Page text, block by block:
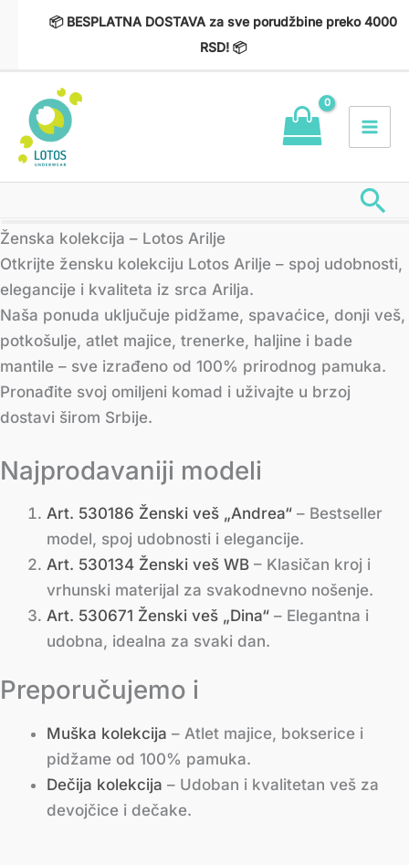
📦 BESPLATNA DOSTAVA za sve porudžbine preko 4000
RSD! 📦
Ženska kolekcija – Lotos Arilje
Otkrijte žensku kolekciju Lotos Arilje – spoj udobnosti,
elegancije i kvaliteta iz srca Arilja.
Naša ponuda uključuje pidžame, spavaćice, donji veš,
potkošulje, atlet majice, trenerke, haljine i bade
mantile – sve izrađeno od 100% prirodnog pamuka.
Pronađite svoj omiljeni komad i uživajte u brzoj
dostavi širom Srbije.
Najprodavaniji modeli
Art. 530186 Ženski veš „Andrea“ – Bestseller
model, spoj udobnosti i elegancije.
Art. 530134 Ženski veš WB – Klasičan kroj i
vrhunski materijal za svakodnevno nošenje.
Art. 530671 Ženski veš „Dina“ – Elegantna i
udobna, idealna za svaki dan.
Preporučujemo i
Muška kolekcija – Atlet majice, bokserice i
pidžame od 100% pamuka.
Dečija kolekcija – Udoban i kvalitetan veš za
devojčice i dečake.
Сортирано
по
најновијем